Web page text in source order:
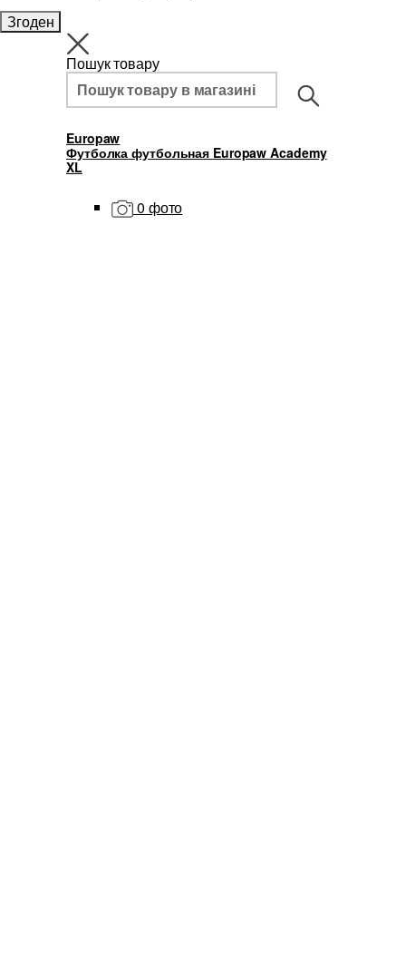
Згоден
Пошук товару
Europaw
Футболка футбольная Europaw Academy
XL
0 фото